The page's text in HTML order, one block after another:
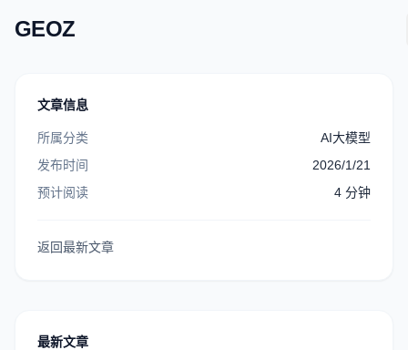
GEOZ
文章信息
所属分类
AI大模型
发布时间
2026/1/21
预计阅读
4 分钟
返回最新文章
最新文章